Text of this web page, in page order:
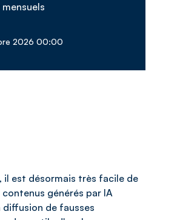
2026 00:00
il est désormais très facile de
générés par IA
de fausses